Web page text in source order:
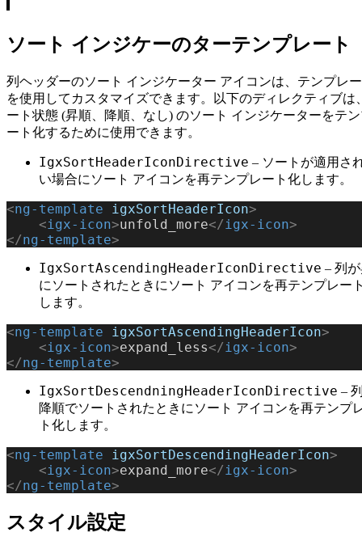
ソート インジケーのターテンプレート
列ヘッダーのソート インジケーター アイコンは、テンプレ
を使用してカスタマイズできます。以下のディレクティブは
ート状態 (昇順、降順、なし) のソート インジケーターをテ
ート化するために使用できます。
IgxSortHeaderIconDirective – ソートが適用さ
い場合にソート アイコンを再テンプレート化します。
<ng-template igxSortHeaderIcon>
    <
igx-icon>unfold_more</igx-icon>
</ng-template>
IgxSortAscendingHeaderIconDirective – 列
にソートされたときにソート アイコンを再テンプレー
します。
<ng-template igxSortAscendingHeaderIcon>
    <
igx-icon>expand_less</igx-icon>
</ng-template>
IgxSortDescendningHeaderIconDirective –
降順でソートされたときにソート アイコンを再テンプ
ト化します。
<ng-template igxSortDescendingHeaderIcon>
    <
igx-icon>expand_more</igx-icon>
</ng-template>
スタイル設定